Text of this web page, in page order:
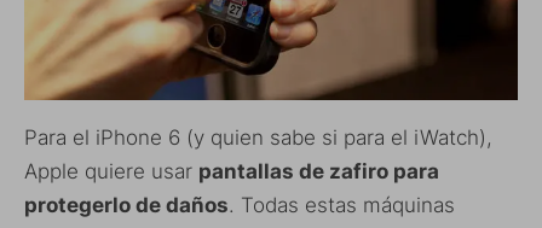
Para el iPhone 6 (y quien sabe si para el iWatch),
Apple quiere usar pantallas de zafiro para
protegerlo de daños. Todas estas máquinas